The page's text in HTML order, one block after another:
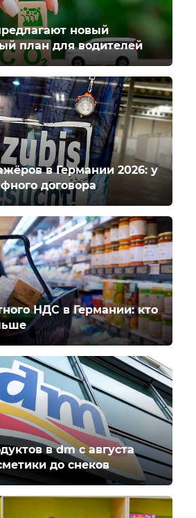
новый
план для водителей
в Германии 2026: у
договора
НДС в Германии: кто
в dm с августа
до снеков